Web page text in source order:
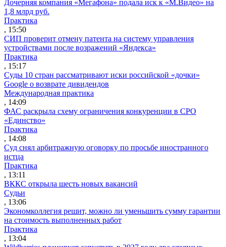
Дочерняя компания «Мегафона» подала иск к «М.Видео» на
1,8 млрд руб.
Практика
, 15:50
СИП проверит отмену патента на систему управления
устройствами после возражений «Яндекса»
Практика
, 15:17
Суды 10 стран рассматривают иски российской «дочки»
Google о возврате дивидендов
Международная практика
, 14:09
ФАС раскрыла схему ограничения конкуренции в СРО
«Единство»
Практика
, 14:08
Суд снял арбитражную оговорку по просьбе иностранного
истца
Практика
, 13:11
ВККС открыла шесть новых вакансий
Судьи
, 13:06
Экономколлегия решит, можно ли уменьшить сумму гарантии
на стоимость выполненных работ
Практика
, 13:04